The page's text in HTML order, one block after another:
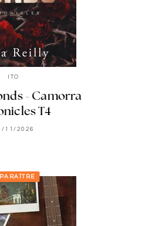
ITO
- Camorra
T4
11/2026